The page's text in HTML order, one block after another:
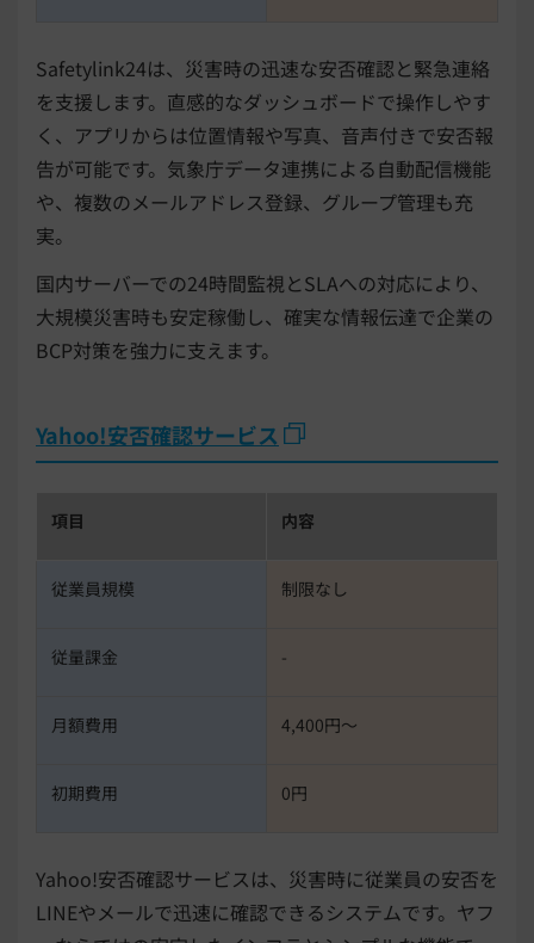
Safetylink24は、災害時の迅速な安否確認と緊急連絡
を支援します。直感的なダッシュボードで操作しやす
く、アプリからは位置情報や写真、音声付きで安否報
告が可能です。気象庁データ連携による自動配信機能
や、複数のメールアドレス登録、グループ管理も充
実。
国内サーバーでの24時間監視とSLAへの対応により、
大規模災害時も安定稼働し、確実な情報伝達で企業の
BCP対策を強力に支えます。
Yahoo!安否確認サービス
項目 内容
従業員規模 制限なし
従量課金 -
月額費用 4,400円〜
初期費用 0円
Yahoo!安否確認サービスは、災害時に従業員の安否を
LINEやメールで迅速に確認できるシステムです。ヤフ